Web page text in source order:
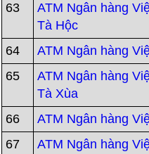
63
ATM Ngân hàng
Tà Hộc
64 ATM Ngân hàng
65
ATM Ngân hàng
Tà Xùa
66 ATM Ngân hàng
67
ATM Ngân hàng